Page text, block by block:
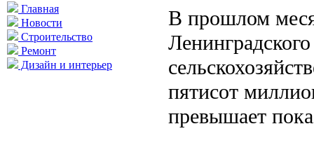
Главная
Новости
Строительство
Ремонт
Дизайн и интерьер
В прошлом
пятисот
превышает